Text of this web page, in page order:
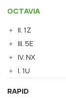
OCTAVIA
II. 1Z
III. 5E
IV. NX
I. 1U
RAPID